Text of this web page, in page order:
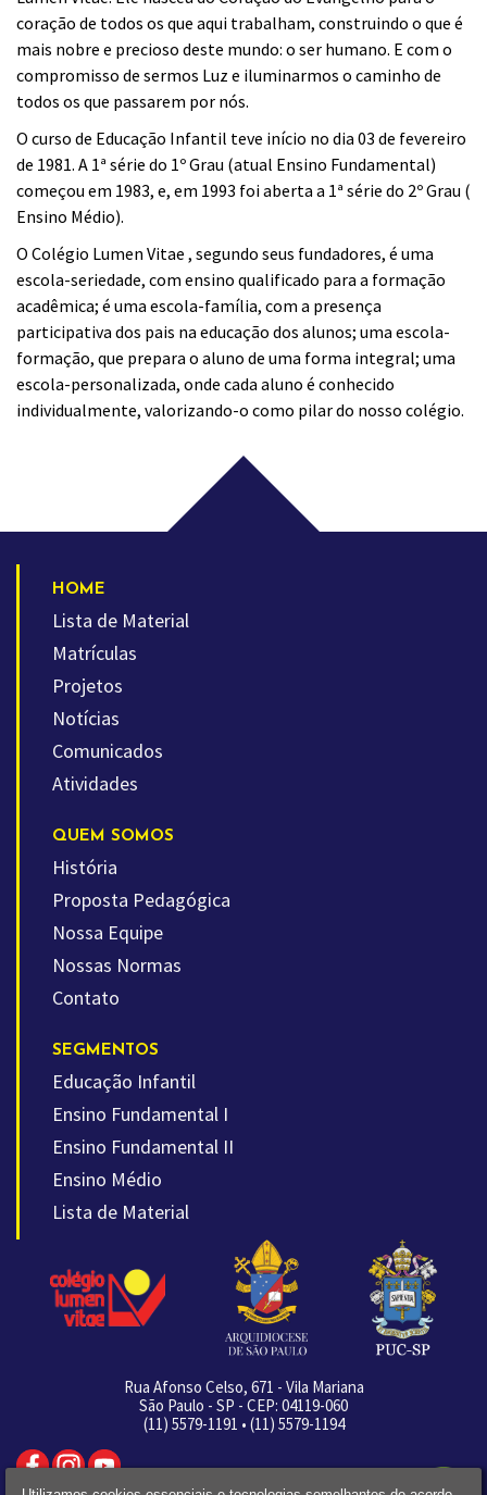
coração de todos os que aqui trabalham, construindo o que é
mais nobre e precioso deste mundo: o ser humano. E com o
compromisso de sermos Luz e iluminarmos o caminho de
todos os que passarem por nós.
O curso de Educação Infantil teve início no dia 03 de fevereiro
de 1981. A 1ª série do 1º Grau (atual Ensino Fundamental)
começou em 1983, e, em 1993 foi aberta a 1ª série do 2º Grau (
Ensino Médio).
O Colégio Lumen Vitae , segundo seus fundadores, é uma
escola-seriedade, com ensino qualificado para a formação
acadêmica; é uma escola-família, com a presença
participativa dos pais na educação dos alunos; uma escola-
formação, que prepara o aluno de uma forma integral; uma
escola-personalizada, onde cada aluno é conhecido
individualmente, valorizando-o como pilar do nosso colégio.
HOME
Lista de Material
Matrículas
Projetos
Notícias
Comunicados
Atividades
QUEM SOMOS
História
Proposta Pedagógica
Nossa Equipe
Nossas Normas
Contato
SEGMENTOS
Educação Infantil
Ensino Fundamental I
Ensino Fundamental II
Ensino Médio
Lista de Material
Rua Afonso Celso, 671 - Vila Mariana
São Paulo - SP - CEP: 04119-060
(11) 5579-1191 • (11) 5579-1194